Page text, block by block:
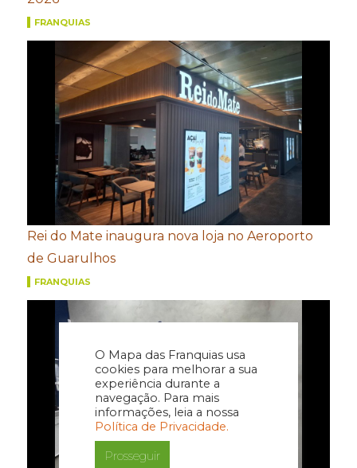
O Mapa das Franquias usa
cookies para melhorar a sua
experiência durante a
navegação. Para mais
informações, leia a nossa
Política de Privacidade.
Prosseguir
FRANQUIAS
Rei do Mate inaugura nova loja no Aeroporto
de Guarulhos
FRANQUIAS